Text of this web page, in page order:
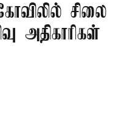
சிலை
அதிகாரிகள்